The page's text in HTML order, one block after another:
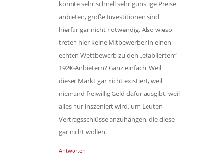
könnte sehr schnell sehr günstige Preise
anbieten, große Investitionen sind
hierfür gar nicht notwendig. Also wieso
treten hier keine Mitbewerber in einen
echten Wettbewerb zu den „etablierten“
192€-Anbietern? Ganz einfach: Weil
dieser Markt gar nicht existiert, weil
niemand freiwillig Geld dafür ausgibt, weil
alles nur inszeniert wird, um Leuten
Vertragsschlüsse anzuhängen, die diese
gar nicht wollen.
Antworten